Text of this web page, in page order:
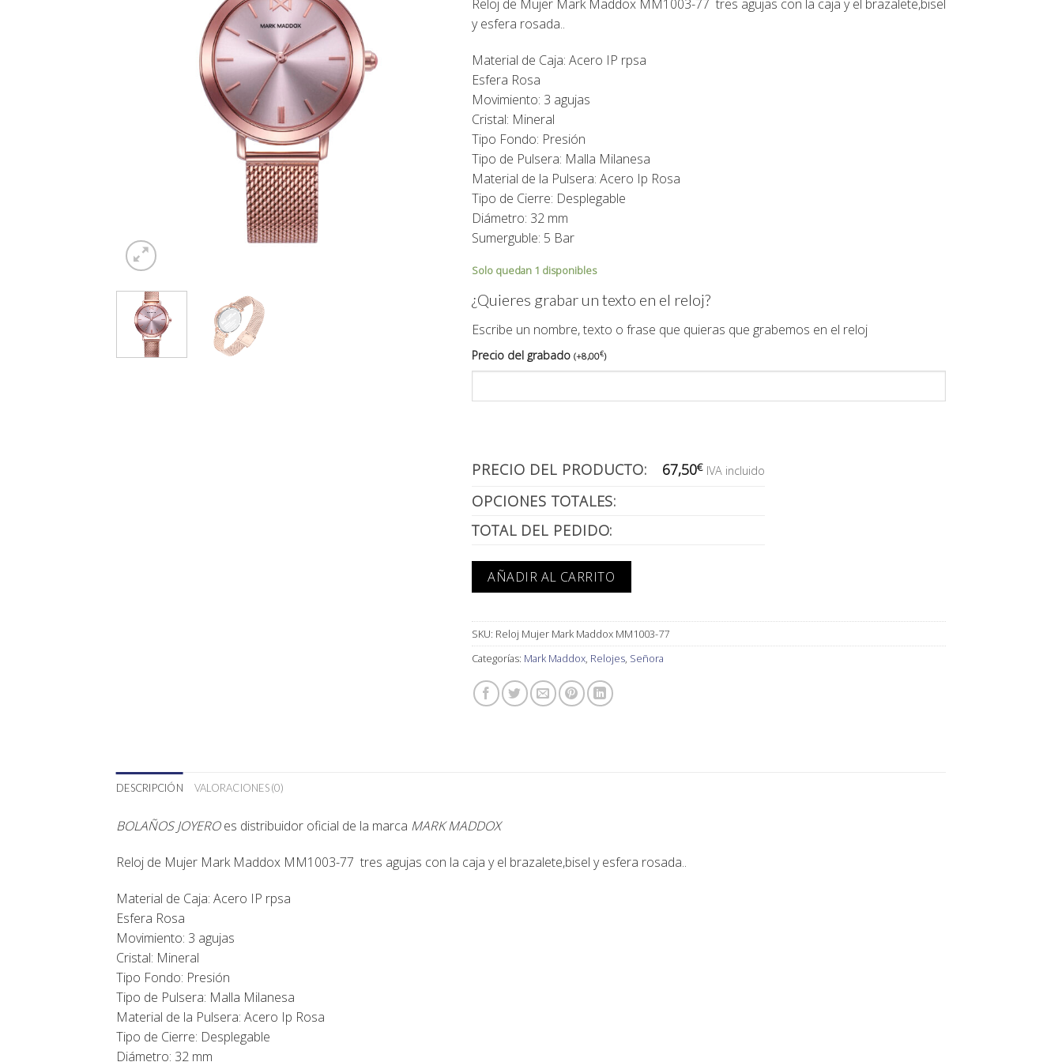
75,00€.67,50€.
Reloj de Mujer Mark Maddox MM1003-77 tres agujas con la caja y el brazalete,bisel
y esfera rosada..
Material de Caja: Acero IP rpsa
Esfera Rosa
Movimiento: 3 agujas
Cristal: Mineral
Tipo Fondo: Presión
Tipo de Pulsera: Malla Milanesa
Material de la Pulsera: Acero Ip Rosa
Tipo de Cierre: Desplegable
Diámetro: 32 mm
Sumerguble: 5 Bar
Solo quedan 1 disponibles
¿Quieres grabar un texto en el reloj?
Escribe un nombre, texto o frase que quieras que grabemos en el reloj
Precio del grabado (+8,00€)
PRECIO DEL PRODUCTO: 67,50€ IVA incluido
OPCIONES TOTALES:
TOTAL DEL PEDIDO:
AÑADIR AL CARRITO
SKU: Reloj Mujer Mark Maddox MM1003-77
Categorías: Mark Maddox, Relojes, Señora
DESCRIPCIÓN VALORACIONES (0)
BOLAÑOS JOYEROes distribuidor oficial de la marca MARK MADDOX
Reloj de Mujer Mark Maddox MM1003-77 tres agujas con la caja y el brazalete,bisel y esfera rosada..
Material de Caja: Acero IP rpsa
Esfera Rosa
Movimiento: 3 agujas
Cristal: Mineral
Tipo Fondo: Presión
Tipo de Pulsera: Malla Milanesa
Material de la Pulsera: Acero Ip Rosa
Tipo de Cierre: Desplegable
Diámetro: 32 mm